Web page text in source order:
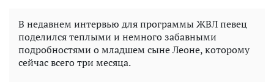
В недавнем интервью для программы ЖВЛ певец
поделился теплыми и немного забавными
подробностями о младшем сыне Леоне, которому
сейчас всего три месяца.